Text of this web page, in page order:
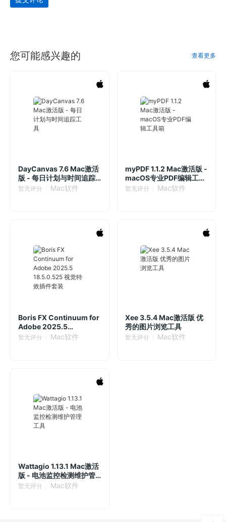
您可能感兴趣的 查看更多
DayCanvas 7.6 Mac激活
版 - 每日计划与时间追踪
工具
暂无评分 Mac软件
myPDF 1.1.2 Mac激活版 -
macOS专业PDF编辑工具
箱
暂无评分 Mac软件
Boris FX Continuum for
Adobe 2025.5
18.5.0.525 视觉特效插件
暂无评分 Mac软件
Xee 3.5.4 Mac激活版 优
秀的图片浏览工具
暂无评分 Mac软件
Wattagio 1.13.1 Mac激活
版 - 电池监控检测维护管
理工具
暂无评分 Mac软件